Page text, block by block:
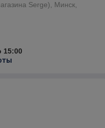
Serge), Минск,
15:00